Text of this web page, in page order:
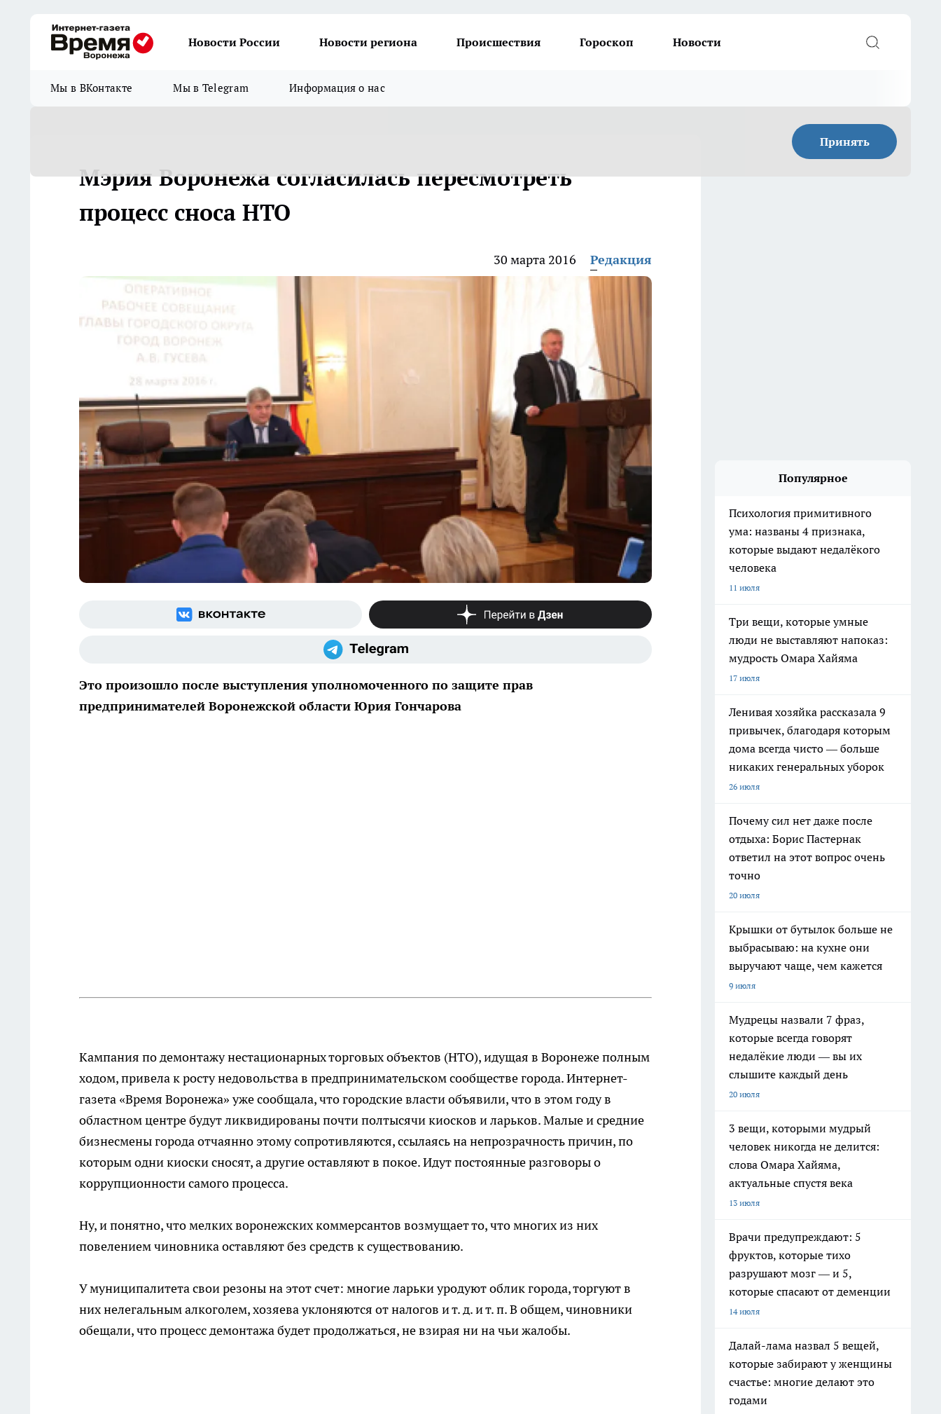
Новости России Новости региона Происшествия Гороскоп Новости
Мы в ВКонтакте Мы в Telegram Информация о нас
Принять
Мэрия Воронежа согласилась пересмотреть
процесс сноса НТО
30 марта 2016 Редакция
Это произошло после выступления уполномоченного по защите прав
предпринимателей Воронежской области Юрия Гончарова
Кампания по демонтажу нестационарных торговых объектов (НТО), идущая в Воронеже полным
ходом, привела к росту недовольства в предпринимательском сообществе города. Интернет-
газета «Время Воронежа» уже сообщала, что городские власти объявили, что в этом году в
областном центре будут ликвидированы почти полтысячи киосков и ларьков. Малые и средние
бизнесмены города отчаянно этому сопротивляются, ссылаясь на непрозрачность причин, по
которым одни киоски сносят, а другие оставляют в покое. Идут постоянные разговоры о
коррупционности самого процесса.
Ну, и понятно, что мелких воронежских коммерсантов возмущает то, что многих из них
повелением чиновника оставляют без средств к существованию.
У муниципалитета свои резоны на этот счет: многие ларьки уродуют облик города, торгуют в
них нелегальным алкоголем, хозяева уклоняются от налогов и т. д. и т. п. В общем, чиновники
обещали, что процесс демонтажа будет продолжаться, не взирая ни на чьи жалобы.
Популярное
Психология примитивного
ума: названы 4 признака,
которые выдают недалёкого
человека
11 июля
Три вещи, которые умные
люди не выставляют напоказ:
мудрость Омара Хайяма
17 июля
Ленивая хозяйка рассказала 9
привычек, благодаря которым
дома всегда чисто — больше
никаких генеральных уборок
26 июля
Почему сил нет даже после
отдыха: Борис Пастернак
ответил на этот вопрос очень
точно
20 июля
Крышки от бутылок больше не
выбрасываю: на кухне они
выручают чаще, чем кажется
9 июля
Мудрецы назвали 7 фраз,
которые всегда говорят
недалёкие люди — вы их
слышите каждый день
20 июля
3 вещи, которыми мудрый
человек никогда не делится:
слова Омара Хайяма,
актуальные спустя века
13 июля
Врачи предупреждают: 5
фруктов, которые тихо
разрушают мозг — и 5,
которые спасают от деменции
14 июля
Далай-лама назвал 5 вещей,
которые забирают у женщины
счастье: многие делают это
годами